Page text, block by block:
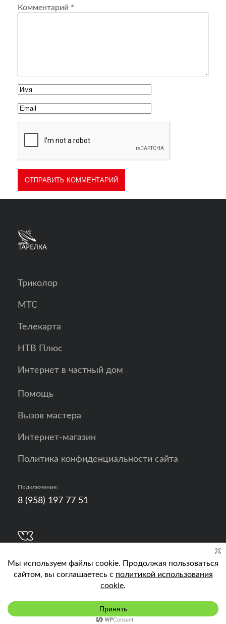
Комментарий *
Подключить
Триколор
МТС
Телекарта
НТВ Плюс
Интернет в частный дом
Помощь
Вызов мастера
Интернет-магазин
Политика конфиденциальности сайта
Подключение:
8 (958) 197 77 51
Кислород